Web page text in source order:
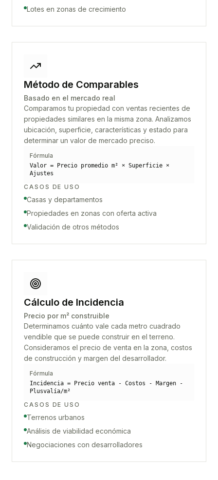
Lotes en zonas de crecimiento
Método de Comparables
Basado en el mercado real
Comparamos tu propiedad con ventas recientes de
propiedades similares en la misma zona. Analizamos
ubicación, superficie, características y estado para
determinar un valor de mercado preciso.
Fórmula
Valor = Precio promedio m² × Superficie ×
Ajustes
CASOS DE USO
Casas y departamentos
Propiedades en zonas con oferta activa
Validación de otros métodos
Cálculo de Incidencia
Precio por m² construible
Determinamos cuánto vale cada metro cuadrado
vendible que se puede construir en el terreno.
Consideramos el precio de venta en la zona, costos
de construcción y margen del desarrollador.
Fórmula
Incidencia = Precio venta - Costos - Margen -
Plusvalía/m²
CASOS DE USO
Terrenos urbanos
Análisis de viabilidad económica
Negociaciones con desarrolladores